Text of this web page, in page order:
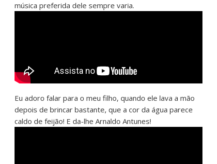
música preferida dele sempre varia.
Eu adoro falar para o meu filho, quando ele lava a mão
depois de brincar bastante, que a cor da água parece
caldo de feijão! E da-lhe Arnaldo Antunes!